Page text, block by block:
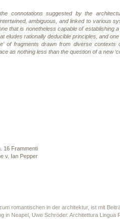
connotations suggested by the
ambiguous, and linked to various
that is nonetheless capable of establishing
eludes rationally deducible principles, and
of fragments drawn from diverse contexts
as nothing less than the question of a new
16 Frammenti
v. Ian Pepper
romantischen in der architektur, ist mit
in Neapel, Uwe Schröder. Architettura Lingua